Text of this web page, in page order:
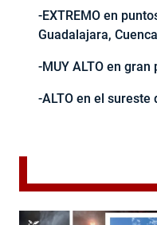
-EXTREMO en
Guadalajara,
-MUY ALTO en
-ALTO en el sureste